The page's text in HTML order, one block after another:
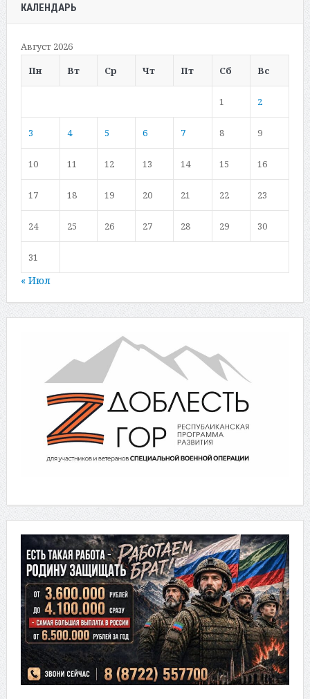
КАЛЕНДАРЬ
Август 2026
Пн
Вт Ср Чт Пт Сб Вс
1 2
3 4 5 6 7 8 9
10 11 12 13 14 15 16
17 18 19 20 21 22 23
24 25 26 27 28 29 30
31
« Июл